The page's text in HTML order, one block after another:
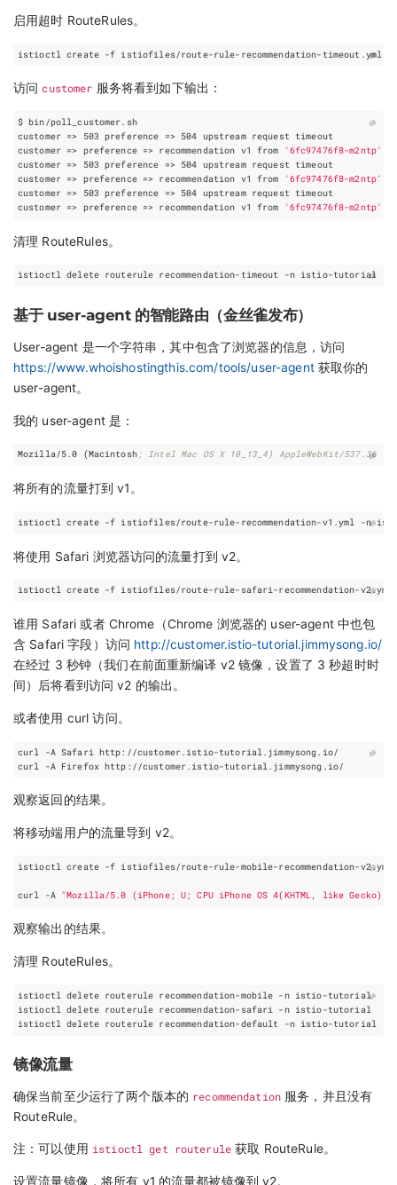
启用超时 RouteRules。
访问customer 服务将看到如下输出：
$ bin/poll_customer.sh
customer
=> 503 preference => 504
customer
=> preference => recommendation v1 from '6fc97476f8-m2ntp'
customer
=> 503 preference => 504
customer
=> preference => recommendation v1 from '6fc97476f8-m2ntp'
customer
=> 503 preference => 504
customer
=> preference => recommendation v1 from '6fc97476f8-m2ntp'
清理 RouteRules。
基于 user-agent 的智能路由（金丝雀发布）
User-agent 是一个字符串，其中包含了浏览器的信息，访问
https://www.whoishostingthis.com/tools/user-agent获取你的
user-agent。
我的 user-agent 是：
Mozilla/5.0 (Macintosh; Intel Mac OS X 10_13_4) AppleWebKit/537.36
将所有的流量打到 v1。
将使用 Safari 浏览器访问的流量打到 v2。
谁用 Safari 或者 Chrome（Chrome 浏览器的 user-agent 中也包
含 Safari 字段）访问 http://customer.istio-tutorial.jimmysong.io/
在经过 3 秒钟（我们在前面重新编译 v2 镜像，设置了 3 秒超时时
间）后将看到访问 v2 的输出。
或者使用 curl 访问。
观察返回的结果。
将移动端用户的流量导到 v2。
curl -A "Mozilla/5.0 (iPhone; U; CPU iPhone OS 4(KHTML, like
观察输出的结果。
清理 RouteRules。
istioctl delete routerule recommendation-mobile -n istio-tutorial
istioctl delete routerule recommendation-safari -n istio-tutorial
镜像流量
确保当前至少运行了两个版本的 recommendation 服务，并且没有
RouteRule。
注：可以使用 istioctl get routerule 获取 RouteRule。
设置流量镜像，将所有 v1 的流量都被镜像到 v2。